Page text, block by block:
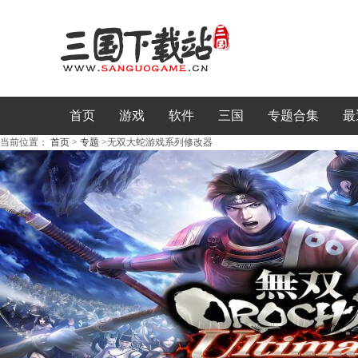
首页 游戏 软件 三国 专题合集 最
当前位置： 首页 > 专题 >无双大蛇游戏系列修改器